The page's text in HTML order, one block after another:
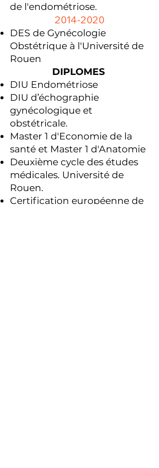
de l'endométriose.
2014-2020
DES de Gynécologie
Obstétrique à l'Université de
Rouen
DIPLOMES
DIU Endométriose
DIU d’échographie
gynécologique et
obstétricale.
Master 1 d'Economie de la
santé et Master 1 d'Anatomie
Deuxième cycle des études
médicales. Université de
Rouen.
Certification européenne de